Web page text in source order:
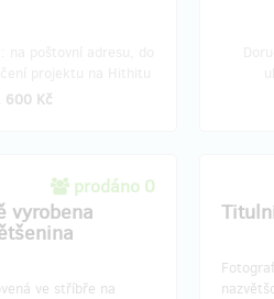
600 Kč
prodáno 0
vyrobena
ve stříbře na